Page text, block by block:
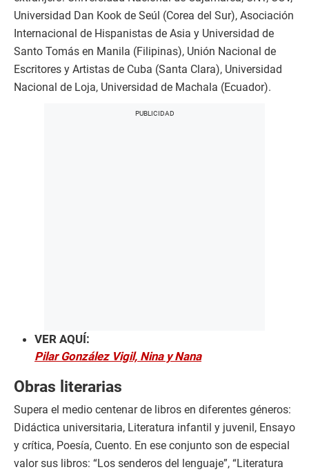
Universidad Dan Kook de Seúl (Corea del Sur), Asociación
Internacional de Hispanistas de Asia y Universidad de
Santo Tomás en Manila (Filipinas), Unión Nacional de
Escritores y Artistas de Cuba (Santa Clara), Universidad
Nacional de Loja, Universidad de Machala (Ecuador).
VER AQUÍ:
Pilar González Vigil, Nina y Nana
Obras literarias
Supera el medio centenar de libros en diferentes géneros:
Didáctica universitaria, Literatura infantil y juvenil, Ensayo
y crítica, Poesía, Cuento. En ese conjunto son de especial
valor sus libros: “Los senderos del lenguaje”, “Literatura